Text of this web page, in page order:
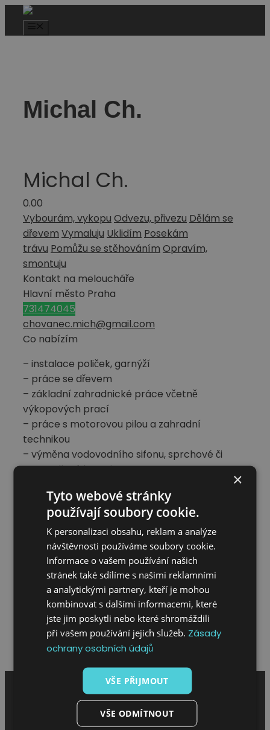
Michal Ch.
Michal Ch.
0.00
Vybourám, vykopu Odvezu, přivezu Dělám se
dřevem Vymaluju Uklidím Posekám
trávu Pomůžu se stěhováním Opravím,
smontuju
Kontakt na meloucháře
Hlavní město Praha
731474045
chovanec.mich@gmail.com
Co nabízím
– instalace poliček, garnýží
– práce se dřevem
– základní zahradnické práce včetně
výkopových prací
– práce s motorovou pilou a zahradní
technikou
– výměna vodovodního sifonu, sprchové či
umyvadlové baterie
– malování
– pomoct při stěhování
– výpomoc jako řidič sk. B (zkušenosti s
dodávkou)
– drobné zednické práce
– bourací práce
– hlídání dětí
– správa nemovitosti
Hodnocení meloucháře
Napsat hodnocení
×
Tyto webové stránky
používají soubory cookie.
K personalizaci obsahu, reklam a analýze
návštěvnosti používáme soubory cookie.
Informace o vašem používání našich
stránek také sdílíme s našimi reklamními
a analytickými partnery, kteří je mohou
kombinovat s dalšími informacemi, které
jste jim poskytli nebo které shromáždili
při vašem používání jejich služeb. Zásady
ochrany osobních údajů
VŠE PŘIJMOUT
VŠE ODMÍTNOUT